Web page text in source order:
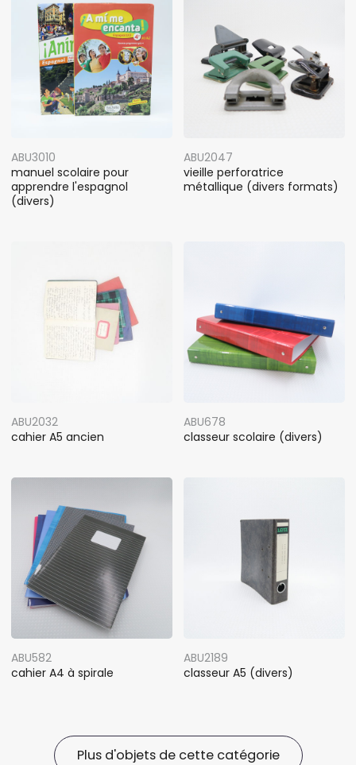
ABU3010
manuel scolaire pour
apprendre l'espagnol
(divers)
ABU2047
vieille perforatrice
métallique (divers formats)
ABU2032
cahier A5 ancien
ABU678
classeur scolaire (divers)
ABU582
cahier A4 à spirale
ABU2189
classeur A5 (divers)
Plus d'objets de cette catégorie